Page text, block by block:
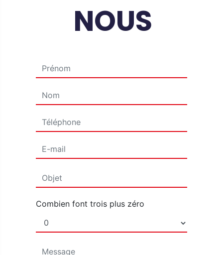
NOUS
Combien font trois plus zéro